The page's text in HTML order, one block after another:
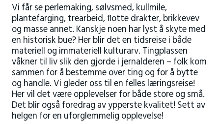
Vi får se perlemaking, sølvsmed, kullmile,
plantefarging, trearbeid, flotte drakter, brikkevev
og masse annet. Kanskje noen har lyst å skyte med
en historisk bue? Her blir det en tidsreise i både
materiell og immateriell kulturarv. Tingplassen
våkner til liv slik den gjorde i jernalderen – folk kom
sammen for å bestemme over ting og for å bytte
og handle. Vi gleder oss til en felles læringsreise!
Her vil det være opplevelser for både store og små.
Det blir også foredrag av ypperste kvalitet! Sett av
helgen for en uforglemmelig opplevelse!